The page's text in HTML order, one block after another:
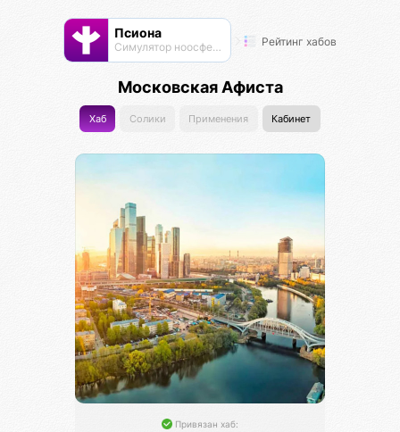
Псиона
Cимулятор ноосферы Рейтинг хабов
Московская Афиста
Хаб Солики Применения Кабинет
Привязан хаб: